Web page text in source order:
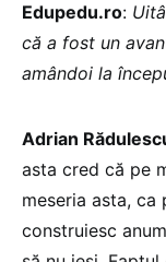
Edupedu.ro:
că a fost un
amândoi la
Adrian
asta cred că pe
meseria asta, ca
construiesc